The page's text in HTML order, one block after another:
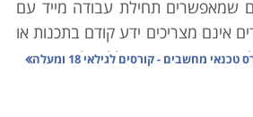
שמאפשרים תחילת עבודה מייד עם
אינם מצריכים ידע קודם בתכנות או
המחשבים, והם כוללים לימוד האופן
טכנאי מחשבים - קורסים לגילאי 18 ומעלה